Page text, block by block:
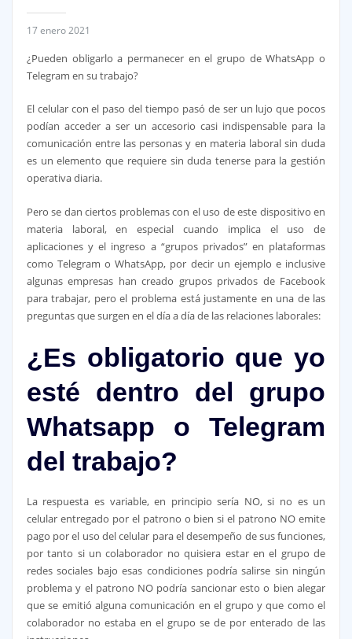
17 enero 2021
¿Pueden obligarlo a permanecer en el grupo de WhatsApp o
Telegram en su trabajo?
El celular con el paso del tiempo pasó de ser un lujo que pocos
podían acceder a ser un accesorio casi indispensable para la
comunicación entre las personas y en materia laboral sin duda
es un elemento que requiere sin duda tenerse para la gestión
operativa diaria.
Pero se dan ciertos problemas con el uso de este dispositivo en
materia laboral, en especial cuando implica el uso de
aplicaciones y el ingreso a “grupos privados” en plataformas
como Telegram o WhatsApp, por decir un ejemplo e inclusive
algunas empresas han creado grupos privados de Facebook
para trabajar, pero el problema está justamente en una de las
preguntas que surgen en el día a día de las relaciones laborales:
¿Es obligatorio que yo
esté dentro del grupo
Whatsapp o Telegram
del trabajo?
La respuesta es variable, en principio sería NO, si no es un
celular entregado por el patrono o bien si el patrono NO emite
pago por el uso del celular para el desempeño de sus funciones,
por tanto si un colaborador no quisiera estar en el grupo de
redes sociales bajo esas condiciones podría salirse sin ningún
problema y el patrono NO podría sancionar esto o bien alegar
que se emitió alguna comunicación en el grupo y que como el
colaborador no estaba en el grupo se de por enterado de las